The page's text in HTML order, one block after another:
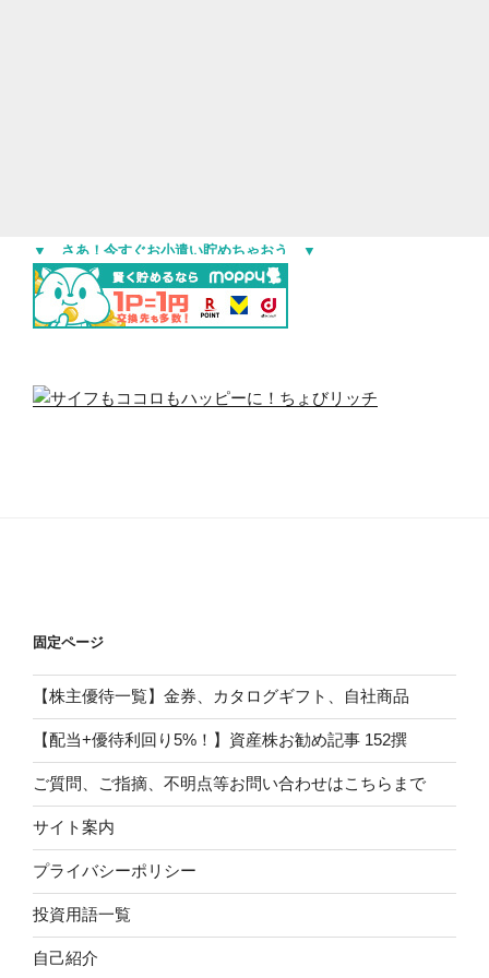
▼ さあ！今すぐお小遣い貯めちゃおう ▼
固定ページ
【株主優待一覧】金券、カタログギフト、自社商品
【配当+優待利回り5%！】資産株お勧め記事 152撰
ご質問、ご指摘、不明点等お問い合わせはこちらまで
サイト案内
プライバシーポリシー
投資用語一覧
自己紹介